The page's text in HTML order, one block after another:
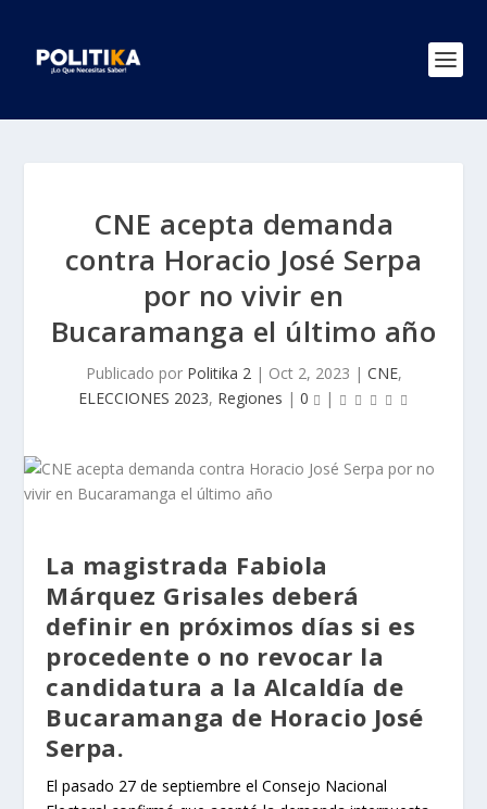
CNE acepta demanda
contra Horacio José Serpa
por no vivir en
Bucaramanga el último año
Publicado por Politika 2| Oct 2, 2023 | CNE,
ELECCIONES 2023, Regiones | 0 |
La magistrada Fabiola
Márquez Grisales deberá
definir en próximos días si es
procedente o no revocar la
candidatura a la Alcaldía de
Bucaramanga de Horacio José
Serpa.
El pasado 27 de septiembre el Consejo Nacional